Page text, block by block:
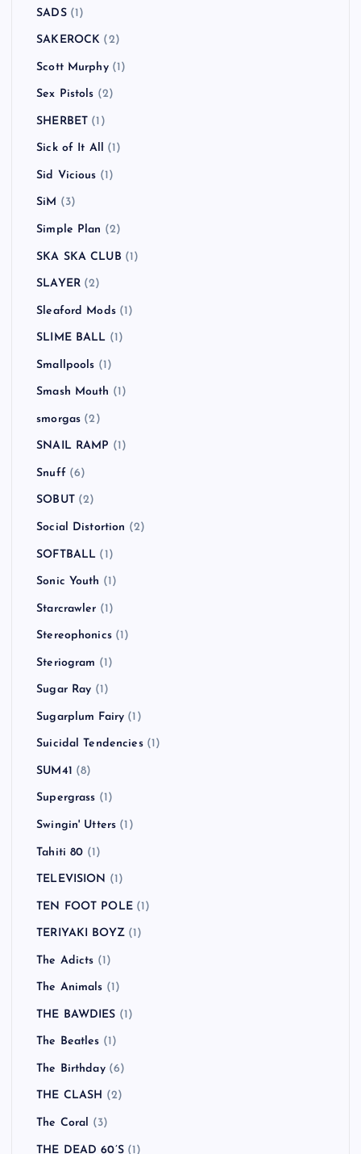
SADS(1)
SAKEROCK (2)
Scott Murphy(1)
Sex Pistols (2)
SHERBET (1)
Sick of It All (1)
Sid Vicious (1)
SiM (3)
Simple Plan (2)
SKA SKA CLUB (1)
SLAYER(2)
Sleaford Mods(1)
SLIME BALL (1)
Smallpools (1)
Smash Mouth (1)
smorgas (2)
SNAIL RAMP (1)
Snuff (6)
SOBUT(2)
Social Distortion (2)
SOFTBALL (1)
Sonic Youth (1)
Starcrawler (1)
Stereophonics(1)
Steriogram (1)
Sugar Ray (1)
Sugarplum Fairy (1)
Suicidal Tendencies(1)
SUM41 (8)
Supergrass (1)
Swingin' Utters (1)
Tahiti 80 (1)
TELEVISION (1)
TEN FOOT POLE(1)
TERIYAKI BOYZ(1)
The Adicts (1)
The Animals (1)
THE BAWDIES (1)
The Beatles (1)
The Birthday(6)
THE CLASH (2)
The Coral (3)
THE DEAD 60’S(1)